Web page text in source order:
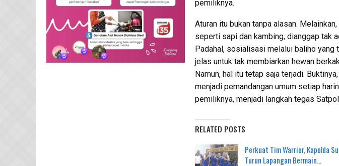
pemiliknya.
Aturan itu bukan tanpa alasan.
seperti sapi dan kambing, dianggap tak
Padahal, sosialisasi melalui baliho
jelas untuk tak membiarkan hewan
Namun, hal itu tetap saja terjadi.
menjadi pemandangan umum setiap
pemiliknya, menjadi langkah tegas
RELATED POSTS
Perkuat Tim Warrior, Kapolda
Turun Lapangan Bermain…